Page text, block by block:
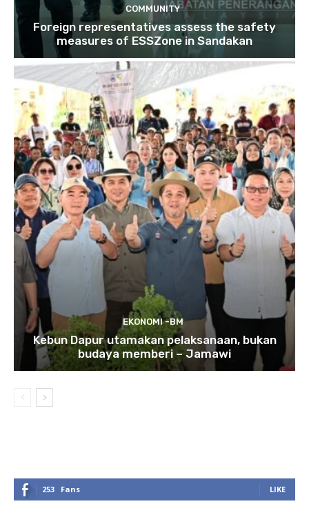
COMMUNITY
Foreign representatives assess the safety
measures of ESSZone in Sandakan
EKONOMI -BM
Kebun Dapur utamakan pelaksanaan, bukan
budaya memberi – Jamawi
253 Fans LIKE